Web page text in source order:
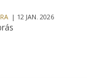
| 12 JAN. 2026